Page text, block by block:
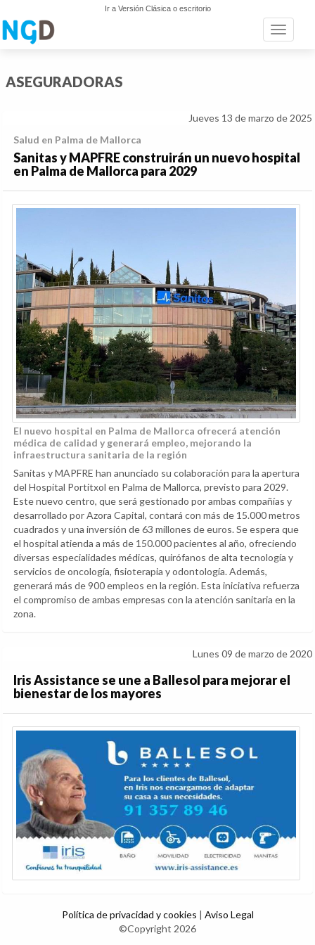
Ir a Versión Clásica o escritorio
Toggle
ASEGURADORAS
Jueves 13 de marzo de 2025
Salud en Palma de Mallorca
Sanitas y MAPFRE construirán un nuevo hospital
en Palma de Mallorca para 2029
El nuevo hospital en Palma de Mallorca ofrecerá atención
médica de calidad y generará empleo, mejorando la
infraestructura sanitaria de la región
Sanitas y MAPFRE han anunciado su colaboración para la apertura
del Hospital Portitxol en Palma de Mallorca, previsto para 2029.
Este nuevo centro, que será gestionado por ambas compañías y
desarrollado por Azora Capital, contará con más de 15.000 metros
cuadrados y una inversión de 63 millones de euros. Se espera que
el hospital atienda a más de 150.000 pacientes al año, ofreciendo
diversas especialidades médicas, quirófanos de alta tecnología y
servicios de oncología, fisioterapia y odontología. Además,
generará más de 900 empleos en la región. Esta iniciativa refuerza
el compromiso de ambas empresas con la atención sanitaria en la
zona.
Lunes 09 de marzo de 2020
Iris Assistance se une a Ballesol para mejorar el
bienestar de los mayores
Política de privacidad y cookies | Aviso Legal
©Copyright 2026